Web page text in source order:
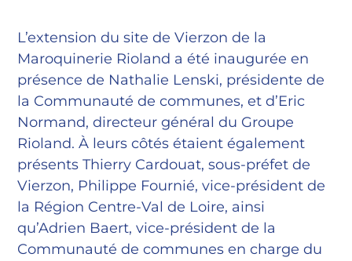
L’extension du site de Vierzon de la
Maroquinerie Rioland a été inaugurée en
présence de Nathalie Lenski, présidente de
la Communauté de communes, et d’Eric
Normand, directeur général du Groupe
Rioland. À leurs côtés étaient également
présents Thierry Cardouat, sous-préfet de
Vierzon, Philippe Fournié, vice-président de
la Région Centre-Val de Loire, ainsi
qu’Adrien Baert, vice-président de la
Communauté de communes en charge du